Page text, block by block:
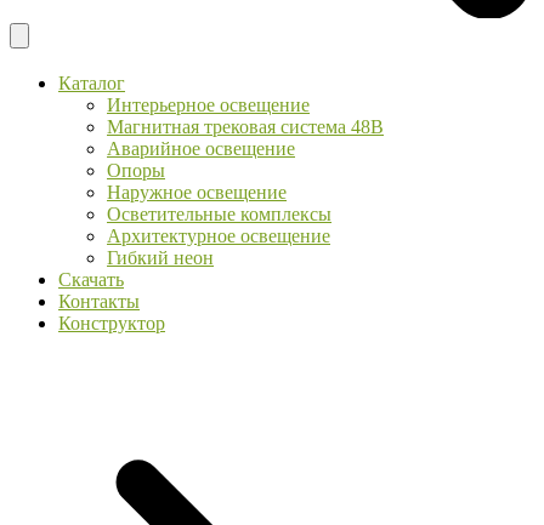
Каталог
Интерьерное освещение
Магнитная трековая система 48В
Аварийное освещение
Опоры
Наружное освещение
Осветительные комплексы
Архитектурное освещение
Гибкий неон
Скачать
Контакты
Конструктор